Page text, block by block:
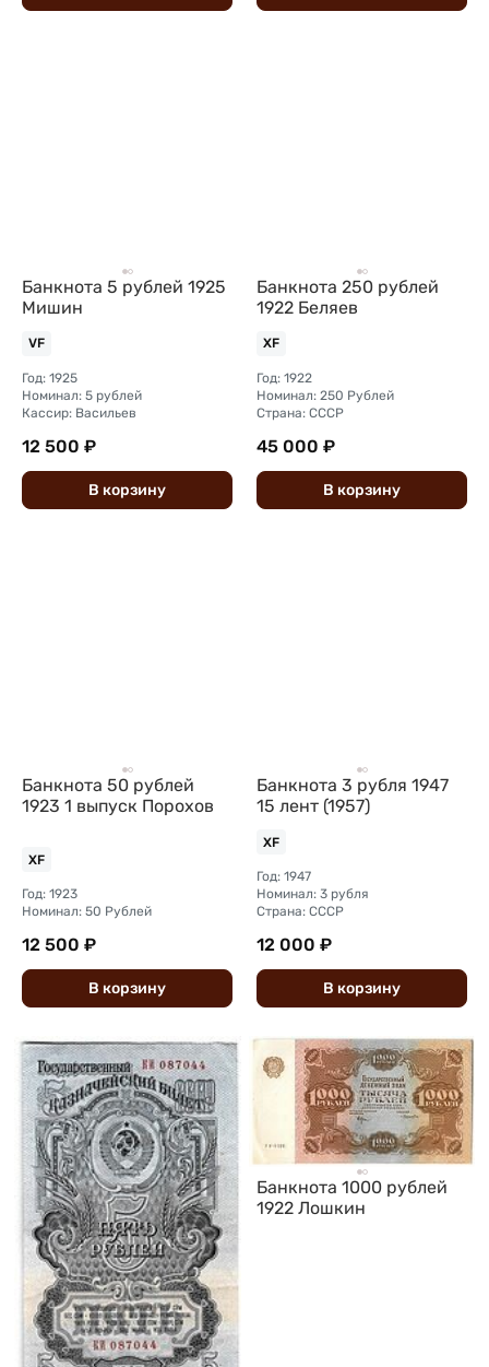
Банкнота 5 рублей 1925
Мишин
VF
Год: 1925
Номинал: 5 рублей
Кассир: Васильев
12 500 ₽
В корзину
Банкнота 250 рублей
1922 Беляев
XF
Год: 1922
Номинал: 250 Рублей
Страна: СССР
45 000 ₽
В корзину
Банкнота 50 рублей
1923 1 выпуск Порохов
XF
Год: 1923
Номинал: 50 Рублей
12 500 ₽
В корзину
Банкнота 3 рубля 1947
15 лент (1957)
XF
Год: 1947
Номинал: 3 рубля
Страна: СССР
12 000 ₽
В корзину
Банкнота 1000 рублей
1922 Лошкин